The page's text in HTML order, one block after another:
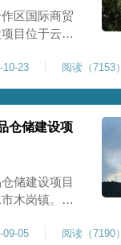
高端装备产
区国际商贸
目位于云南
查验的重要
设内容主要
总面积约 5
固施工工
升地基承载
满足围网区
型作业场地
10-23 阅读（7153）
仓储建设项
储建设项目
木岗镇。场
属用房等设
09-05 阅读（7190）